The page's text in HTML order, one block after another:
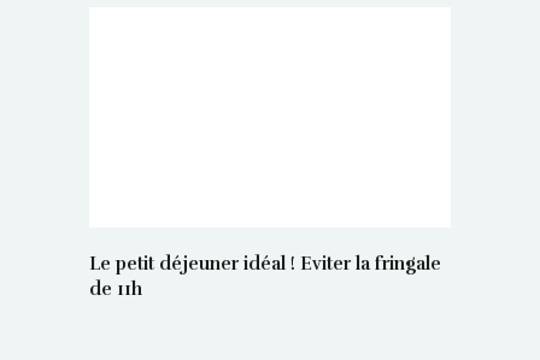
Le petit déjeuner idéal ! Eviter la fringale
de 11h